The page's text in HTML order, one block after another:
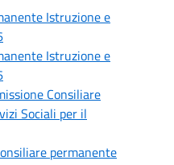
Istruzione e
Istruzione e
Consiliare
Sociali per il
permanente